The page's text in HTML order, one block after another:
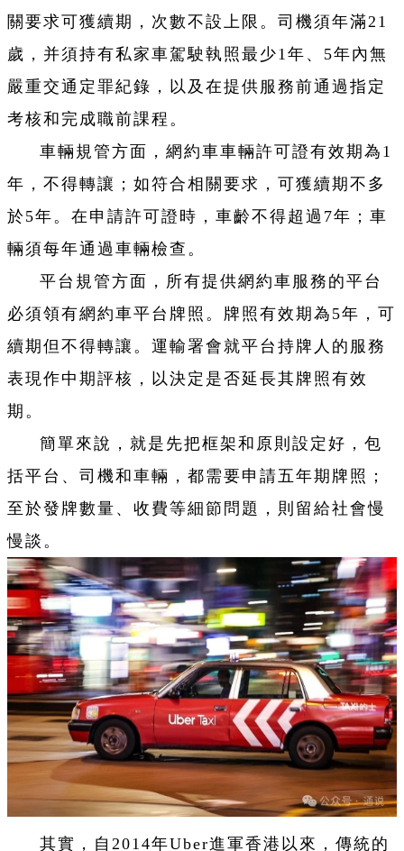
關要求可獲續期，次數不設上限。司機須年滿21
歲，并須持有私家車駕駛執照最少1年、5年內無
嚴重交通定罪紀錄，以及在提供服務前通過指定
考核和完成職前課程。
車輛規管方面，網約車車輛許可證有效期為1
年，不得轉讓；如符合相關要求，可獲續期不多
於5年。在申請許可證時，車齡不得超過7年；車
輛須每年通過車輛檢查。
平台規管方面，所有提供網約車服務的平台
必須領有網約車平台牌照。牌照有效期為5年，可
續期但不得轉讓。運輸署會就平台持牌人的服務
表現作中期評核，以決定是否延長其牌照有效
期。
簡單來說，就是先把框架和原則設定好，包
括平台、司機和車輛，都需要申請五年期牌照；
至於發牌數量、收費等細節問題，則留給社會慢
慢談。
其實，自2014年Uber進軍香港以來，傳統的